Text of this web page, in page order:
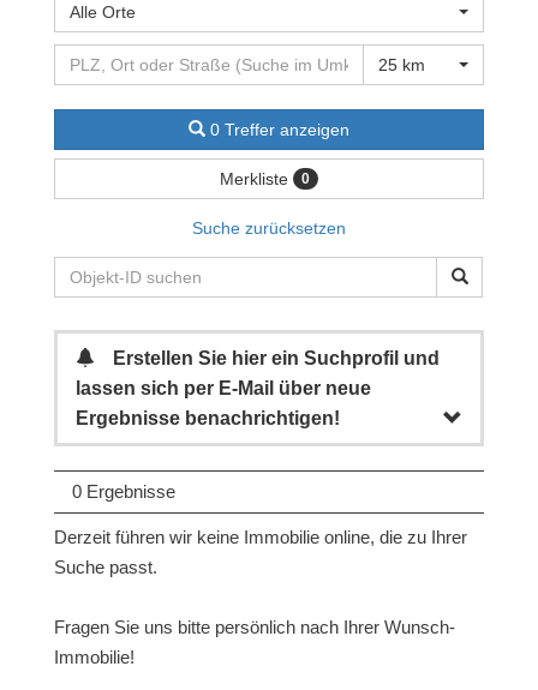
Alle Orte
25 km
0 Treffer anzeigen
Merkliste 0
Suche zurücksetzen
Erstellen Sie hier ein Suchprofil und
lassen sich per E-Mail über neue
Ergebnisse benachrichtigen!
0 Ergebnisse
Derzeit führen wir keine Immobilie online, die zu Ihrer
Suche passt.
Fragen Sie uns bitte persönlich nach Ihrer Wunsch-
Immobilie!